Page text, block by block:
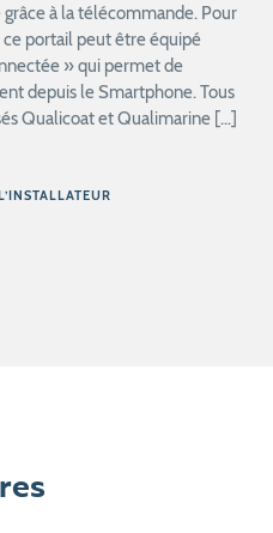
à la télécommande. Pour
portail peut être équipé
» qui permet de
depuis le Smartphone. Tous
Qualicoat et Qualimarine […]